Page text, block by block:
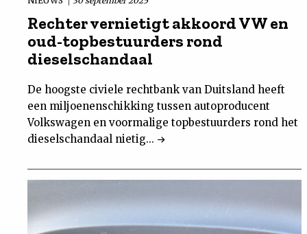
Rechter vernietigt akkoord VW en
oud-topbestuurders rond
dieselschandaal
De hoogste civiele rechtbank van Duitsland heeft
een miljoenenschikking tussen autoproducent
Volkswagen en voormalige topbestuurders rond het
dieselschandaal nietig...